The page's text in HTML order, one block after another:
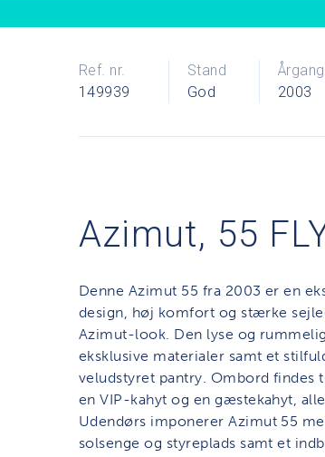
Ref. nr.
149939
Stand
God
Årgang
2003
Azimut, 55
Denne Azimut 55 fra 2003 er en
design, høj komfort og stærke
Azimut-look. Den lyse og
eksklusive materialer samt et
veludstyret pantry. Ombord findes
en VIP-kahyt og en gæstekahyt,
Udendørs imponerer Azimut 55
solsenge og styreplads samt et